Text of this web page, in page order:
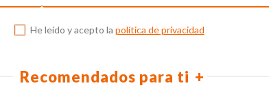
He leído y acepto la política de privacidad
Recomendados para ti